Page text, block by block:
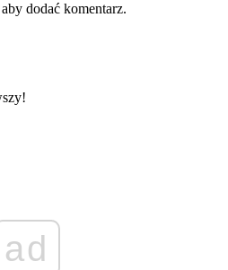
dodać komentarz.
ad